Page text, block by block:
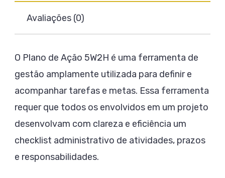
Avaliações (0)
O Plano de Ação 5W2H é uma ferramenta de
gestão amplamente utilizada para definir e
acompanhar tarefas e metas. Essa ferramenta
requer que todos os envolvidos em um projeto
desenvolvam com clareza e eficiência um
checklist administrativo de atividades, prazos
e responsabilidades.